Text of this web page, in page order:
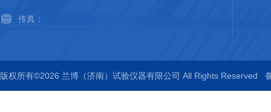
传真：
版权所有©2026 兰博（济南）试验仪器有限公司 All Rights Reserved